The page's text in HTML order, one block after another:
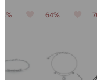
64% 64%